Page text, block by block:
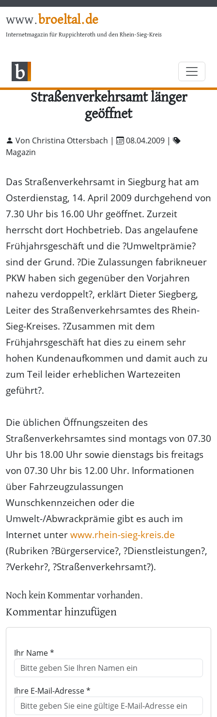
www.broeltal.de
Internetmagazin für Ruppichteroth und den Rhein-Sieg-Kreis
Straßenverkehrsamt länger
geöffnet
Von Christina Ottersbach | 08.04.2009 |
Magazin
Das Straßenverkehrsamt in Siegburg hat am
Osterdienstag, 14. April 2009 durchgehend von
7.30 Uhr bis 16.00 Uhr geöffnet. Zurzeit
herrscht dort Hochbetrieb. Das angelaufene
Frühjahrsgeschäft und die ?Umweltprämie?
sind der Grund. ?Die Zulassungen fabrikneuer
PKW haben sich gegenüber den Vorjahren
nahezu verdoppelt?, erklärt Dieter Siegberg,
Leiter des Straßenverkehrsamtes des Rhein-
Sieg-Kreises. ?Zusammen mit dem
Frühjahrsgeschäft hat dies zu einem sehr
hohen Kundenaufkommen und damit auch zu
zum Teil leider erheblichen Wartezeiten
geführt?.
Die üblichen Öffnungszeiten des
Straßenverkehrsamtes sind montags von 07.30
Uhr bis 18.00 Uhr sowie dienstags bis freitags
von 07.30 Uhr bis 12.00 Uhr. Informationen
über Fahrzeugzulassungen
Wunschkennzeichen oder die
Umwelt-/Abwrackprämie gibt es auch im
Internet unterwww.rhein-sieg-kreis.de
(Rubriken ?Bürgerservice?, ?Dienstleistungen?,
?Verkehr?, ?Straßenverkehrsamt?).
Noch kein Kommentar vorhanden.
Kommentar hinzufügen
Ihr Name *
Ihre E-Mail-Adresse *